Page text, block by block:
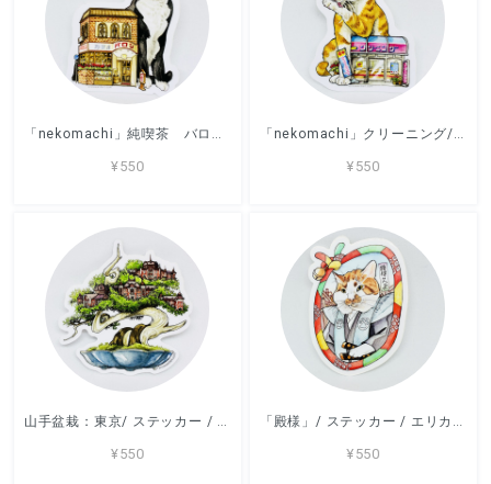
「nekomachi」純喫茶 バロン/ ステッカー / エリカ・ワード /
¥550
「nekomachi」クリーニング/ ステッカー / エリカ・ワード /
¥550
山手盆栽：東京/ ステッカー / エリカ・ワード /
¥550
「殿様」/ ステッカー / エリカ・ワード /
¥550